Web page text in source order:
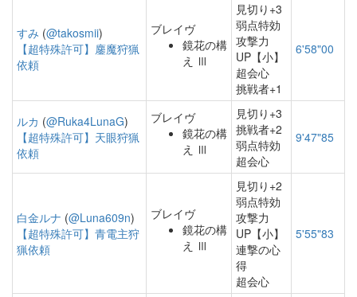
すみ (@takosmii)
【超特殊許可】鏖魔狩猟
依頼
ブレイヴ
鏡花の構
え Ⅲ
見切り+3
弱点特効
攻撃力
UP【小】
超会心
挑戦者+1
6'58"00
ルカ (@Ruka4LunaG)
【超特殊許可】天眼狩猟
依頼
ブレイヴ
鏡花の構
え Ⅲ
見切り+3
挑戦者+2
弱点特効
超会心
9'47"85
白金ルナ (@Luna609n)
【超特殊許可】青電主狩
猟依頼
ブレイヴ
鏡花の構
え Ⅲ
見切り+2
弱点特効
攻撃力
UP【小】
連撃の心
得
超会心
5'55"83